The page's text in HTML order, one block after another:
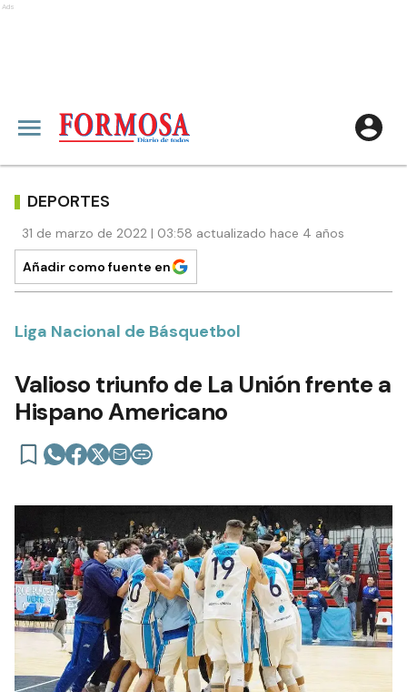
Ads
DEPORTES
31 de marzo de 2022 | 03:58 actualizado hace 4 años
Añadir como fuente en
Liga Nacional de Básquetbol
Valioso triunfo de La Unión frente a
Hispano Americano